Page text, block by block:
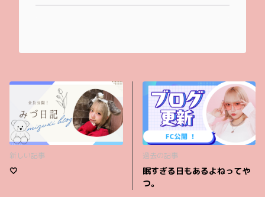
新しい記事
‎🤍
過去の記事
眠すぎる日もあるよねってや
つ。